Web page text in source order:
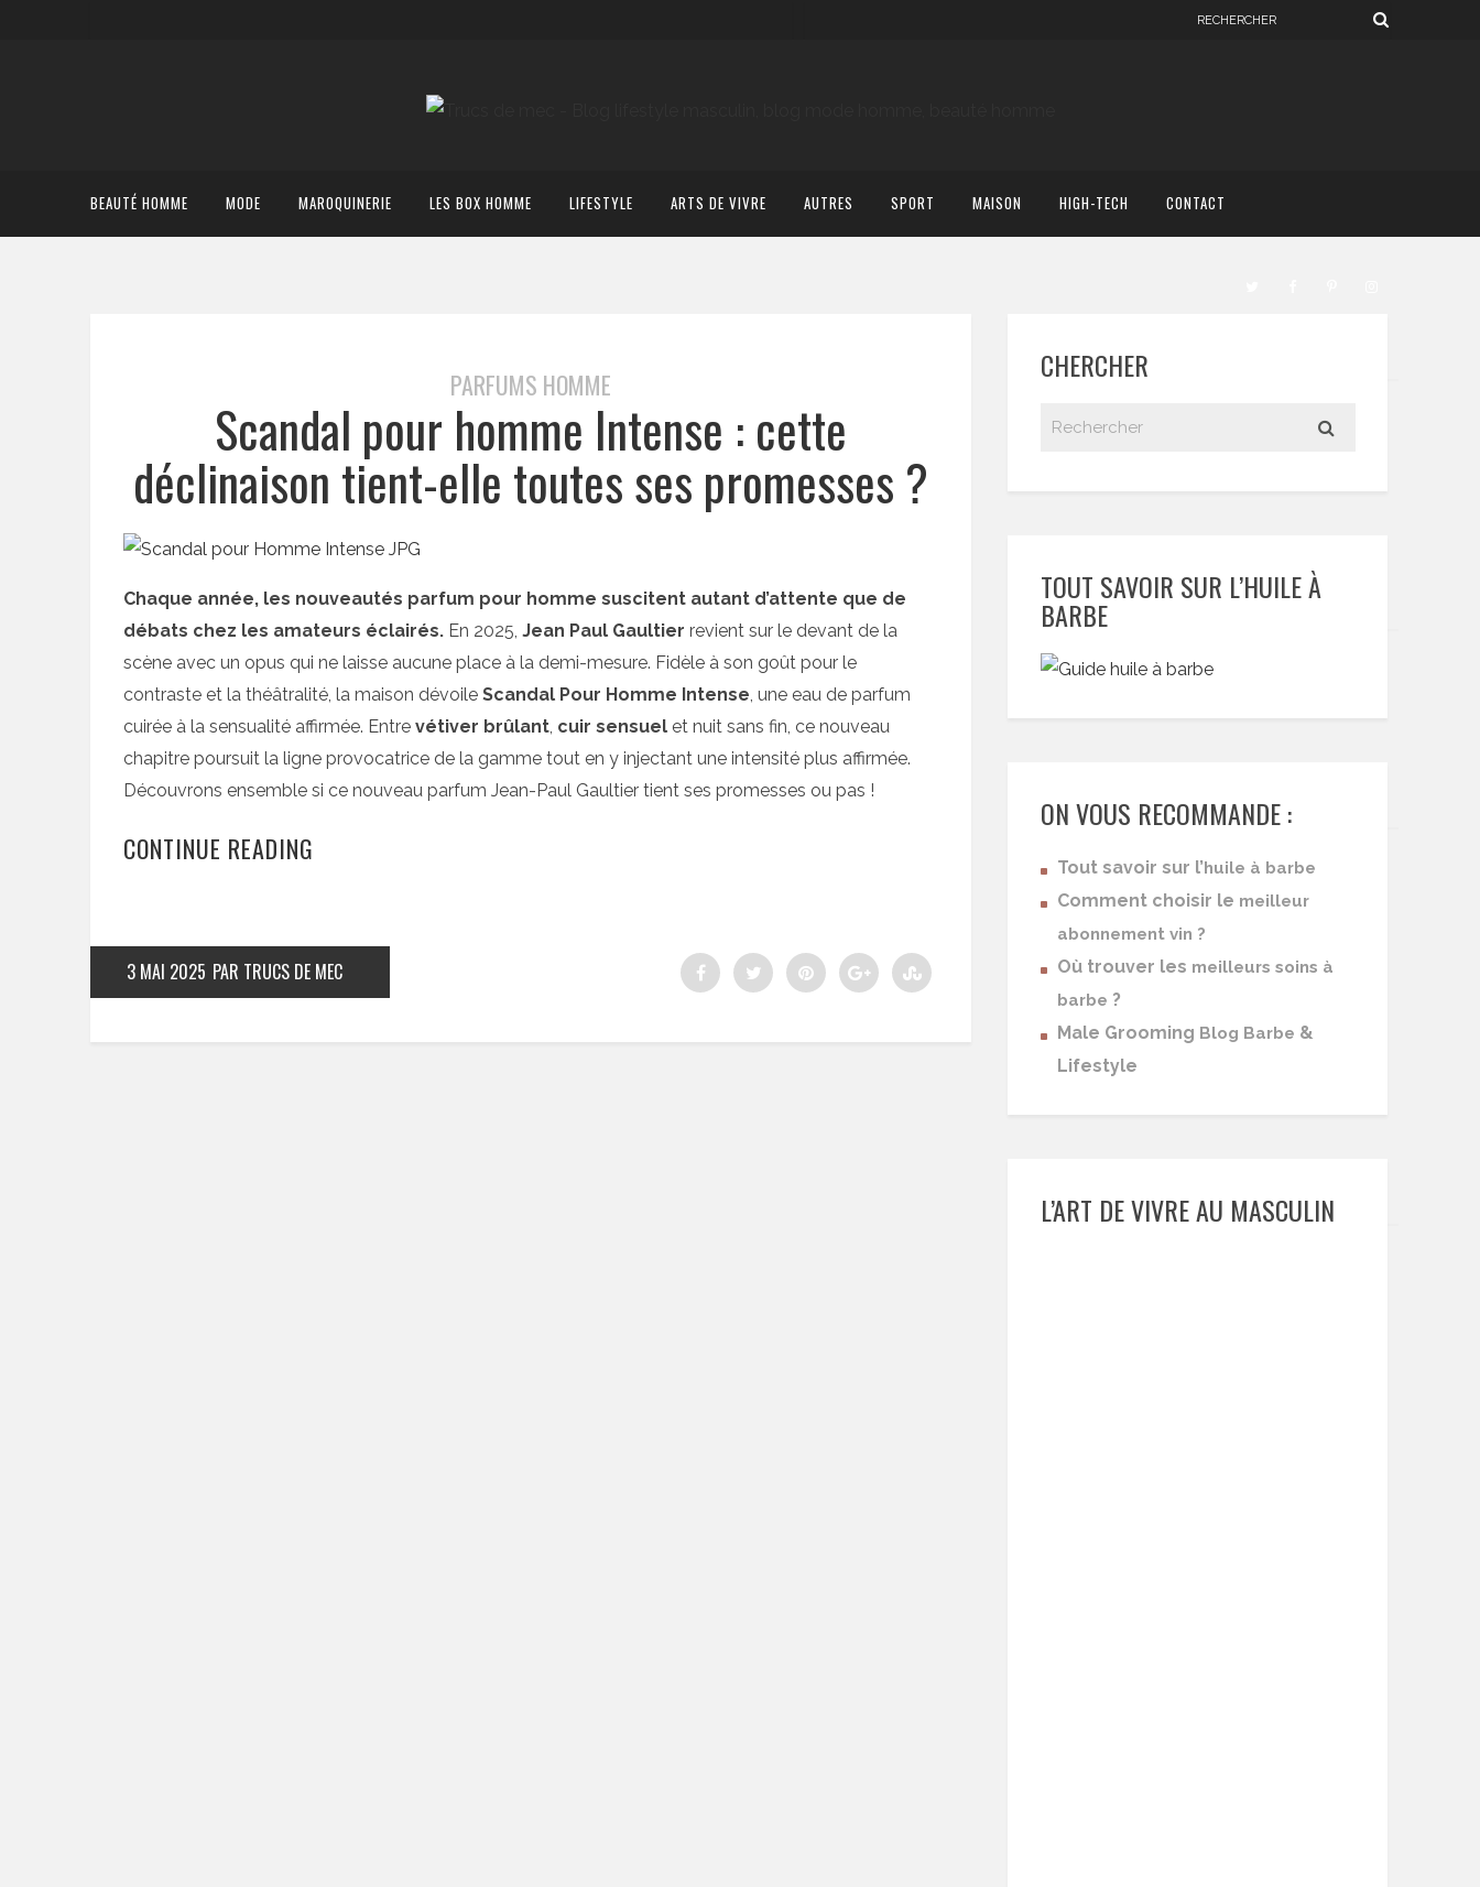
BEAUTÉ HOMME MODE MAROQUINERIE LES BOX HOMME LIFESTYLE ARTS DE VIVRE AUTRES SPORT MAISON HIGH-TECH CONTACT
PARFUMS HOMME
Scandal pour homme Intense : cette
déclinaison tient-elle toutes ses promesses ?
Chaque année, les nouveautés parfum pour homme suscitent autant d’attente que de
débats chez les amateurs éclairés. En 2025, Jean Paul Gaultier revient sur le devant de la
scène avec un opus qui ne laisse aucune place à la demi-mesure. Fidèle à son goût pour le
contraste et la théâtralité, la maison dévoile Scandal Pour Homme Intense, une eau de parfum
cuirée à la sensualité affirmée. Entre vétiver brûlant, cuir sensuel et nuit sans fin, ce nouveau
chapitre poursuit la ligne provocatrice de la gamme tout en y injectant une intensité plus affirmée.
Découvrons ensemble si ce nouveau parfum Jean-Paul Gaultier tient ses promesses ou pas !
CONTINUE READING
3 MAI 2025 PAR TRUCS DE MEC
CHERCHER
TOUT SAVOIR SUR L’HUILE À
BARBE
ON VOUS RECOMMANDE :
Tout savoir sur l’huile à barbe
Comment choisir le meilleur
abonnement vin ?
Où trouver les meilleurs soins à
barbe ?
Male Grooming Blog Barbe &
Lifestyle
L’ART DE VIVRE AU MASCULIN